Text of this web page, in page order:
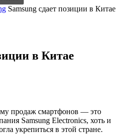
Samsung сдает позиции в Китае
в Китае
продаж смартфонов — это
Samsung Electronics, хоть и
укрепиться в этой стране.